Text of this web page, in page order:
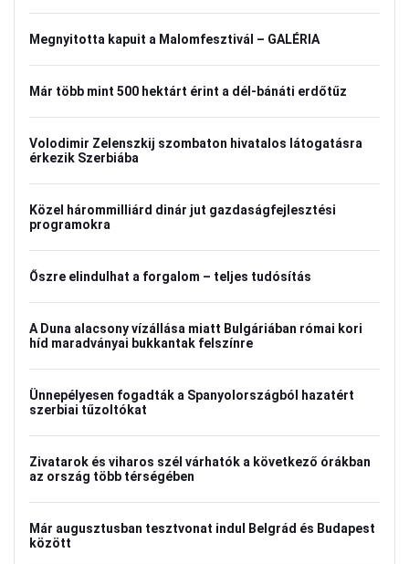
Megnyitotta kapuit a Malomfesztivál – GALÉRIA
Már több mint 500 hektárt érint a dél-bánáti erdőtűz
Volodimir Zelenszkij szombaton hivatalos látogatásra
érkezik Szerbiába
Közel hárommilliárd dinár jut gazdaságfejlesztési
programokra
Őszre elindulhat a forgalom – teljes tudósítás
A Duna alacsony vízállása miatt Bulgáriában római kori
híd maradványai bukkantak felszínre
Ünnepélyesen fogadták a Spanyolországból hazatért
szerbiai tűzoltókat
Zivatarok és viharos szél várhatók a következő órákban
az ország több térségében
Már augusztusban tesztvonat indul Belgrád és Budapest
között